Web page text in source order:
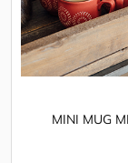
MINI MUG